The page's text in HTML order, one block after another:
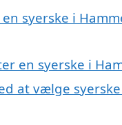
syerske i
en syerske i
at vælge